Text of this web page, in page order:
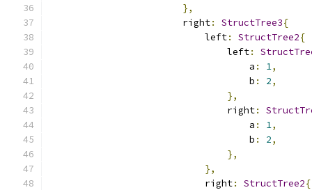
},
                        right
: StructTree3{
                            left
: StructTree2{
                                left
:
                                    a
: 1,
                                    b
: 2,
},
                                right
:
                                    a
: 1,
                                    b
: 2,
},
},
                            right
: StructTree2{